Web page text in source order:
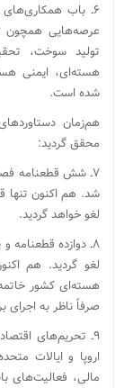
۶ـ باب
عرصه‌هایی همچون
تولید سوخت،
هسته‌ای، ایمنی
شده است.
هم‌زمان
محقق گردید:
۷ـ شش قطعنامه
لغو خواهد گردید.
۸ـ دوازده
لغو گردید. هم
صرفاً ناظر به اجرای
۹ـ تحریم‌های
اروپا و ایالات
مالی، فعالیت‌های